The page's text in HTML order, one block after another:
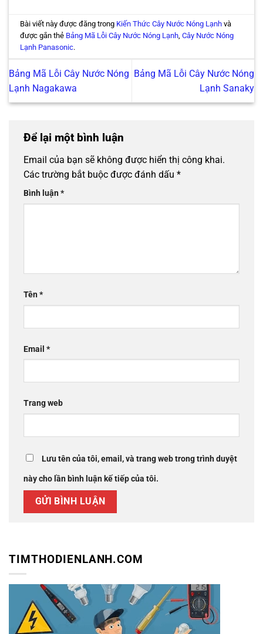
Bài viết này được đăng trong Kiến Thức Cây Nước Nóng Lạnh và
được gắn thẻ Bảng Mã Lỗi Cây Nước Nóng Lạnh,Cây Nước Nóng
Lạnh Panasonic.
Bảng Mã Lỗi Cây Nước Nóng
Lạnh Nagakawa
Bảng Mã Lỗi Cây Nước Nóng
Lạnh Sanaky
Để lại một bình luận
Email của bạn sẽ không được hiển thị công khai.
Các trường bắt buộc được đánh dấu *
Bình luận*
Tên*
Email *
Trang web
Lưu tên của tôi, email, và trang web trong trình duyệt
này cho lần bình luận kế tiếp của tôi.
TIMTHODIENLANH.COM